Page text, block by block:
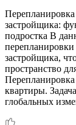
застройщика:
подростка В
застройщика,
пространство
квартиры.
глобальных